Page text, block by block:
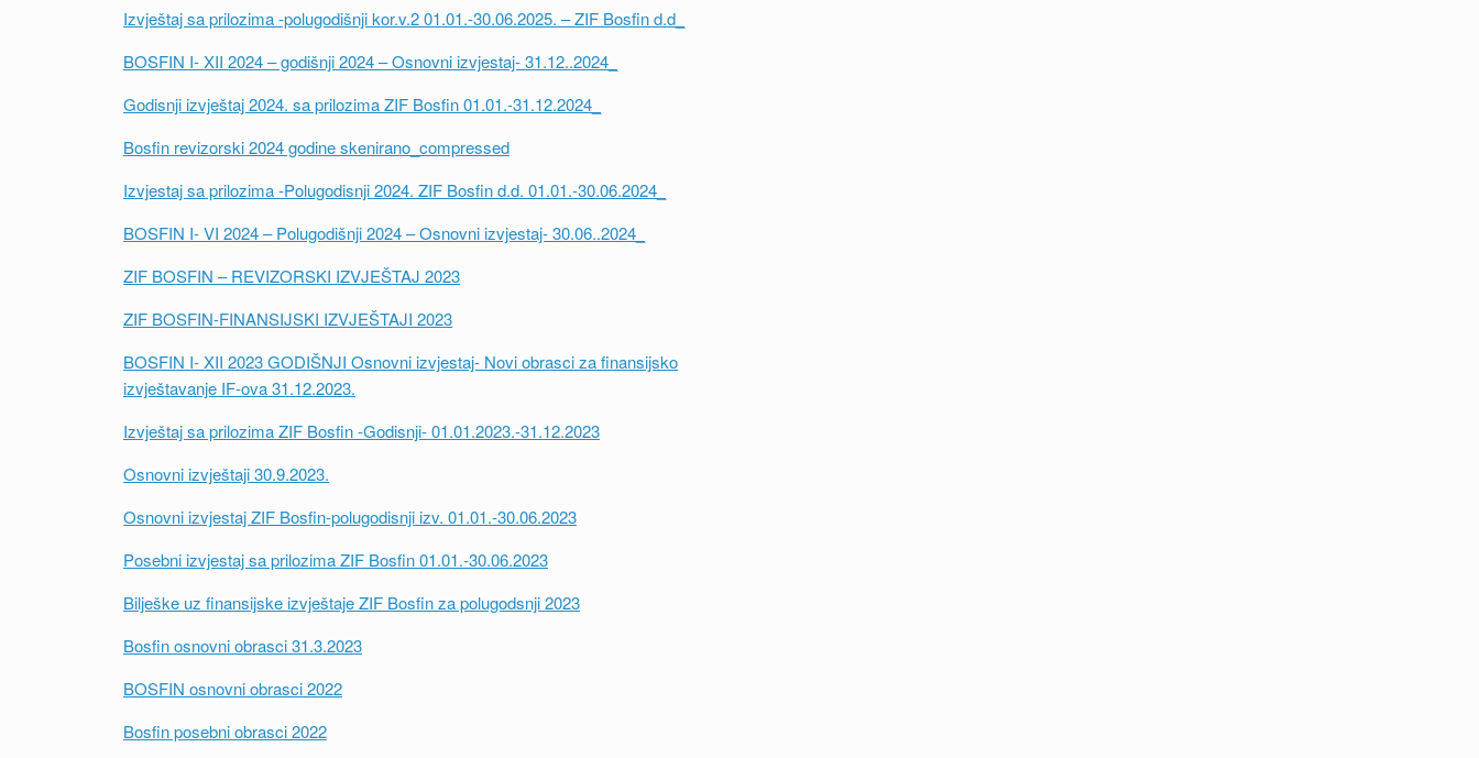
Izvještaj sa prilozima -polugodišnji kor.v.2 01.01.-30.06.2025. – ZIF Bosfin d.d_
BOSFIN I- XII 2024 – godišnji 2024 – Osnovni izvjestaj- 31.12..2024_
Godisnji izvještaj 2024. sa prilozima ZIF Bosfin 01.01.-31.12.2024_
Bosfin revizorski 2024 godine skenirano_compressed
Izvjestaj sa prilozima -Polugodisnji 2024. ZIF Bosfin d.d. 01.01.-30.06.2024_
BOSFIN I- VI 2024 – Polugodišnji 2024 – Osnovni izvjestaj- 30.06..2024_
ZIF BOSFIN – REVIZORSKI IZVJEŠTAJ 2023
ZIF BOSFIN-FINANSIJSKI IZVJEŠTAJI 2023
BOSFIN I- XII 2023 GODIŠNJI Osnovni izvjestaj- Novi obrasci za finansijsko
izvještavanje IF-ova 31.12.2023.
Izvještaj sa prilozima ZIF Bosfin -Godisnji- 01.01.2023.-31.12.2023
Osnovni izvještaji 30.9.2023.
Osnovni izvjestaj ZIF Bosfin-polugodisnji izv. 01.01.-30.06.2023
Posebni izvjestaj sa prilozima ZIF Bosfin 01.01.-30.06.2023
Bilješke uz finansijske izvještaje ZIF Bosfin za polugodsnji 2023
Bosfin osnovni obrasci 31.3.2023
BOSFIN osnovni obrasci 2022
Bosfin posebni obrasci 2022